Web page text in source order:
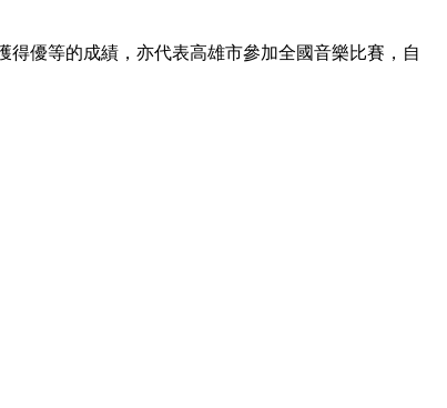
得優等的成績，亦代表高雄市參加全國音樂比賽，自